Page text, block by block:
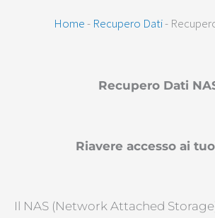
Home- Recupero Dati-
Recupero Dati
Riavere accesso ai
Il NAS (Network Attached